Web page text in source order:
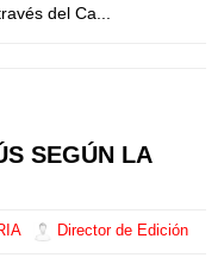
del Ca...
SEGÚN LA
Director de Edición